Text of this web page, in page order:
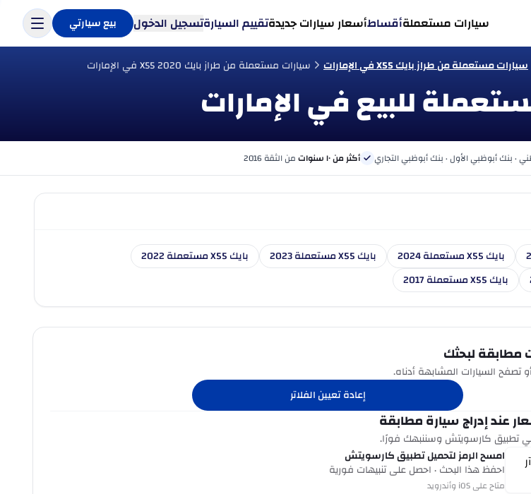
سيارات مستعملةأقساطأسعار سيارات جديدةتقييم السيارةتسجيل الدخول بيع سيارتي
سيارات مستعملة من طراز بايك X55 في الإمارات سيارات مستعملة من طراز بايك X55 2020 في الإمارات
· بنك أبوظبي الأول · بنك أبوظبي التجاري أكثر من ١٠ سنوات من الثقة 2016
بايك X55 مستعملة 2024 بايك X55 مستعملة 2023
بايك X55 مستعملة 2022
بايك X55 مستعملة 2017
مطابقة لبحثك
تصفح السيارات المشابهة أدناه.
إعادة تعيين الفلاتر
عند إدراج سيارة مطابقة
تطبيق كارسويتش وسننبهك فورًا.
امسح الرمز لتحميل تطبيق كارسويتش
احفظ هذا البحث · احصل على تنبيهات فورية
متاح على iOS وأندرويد